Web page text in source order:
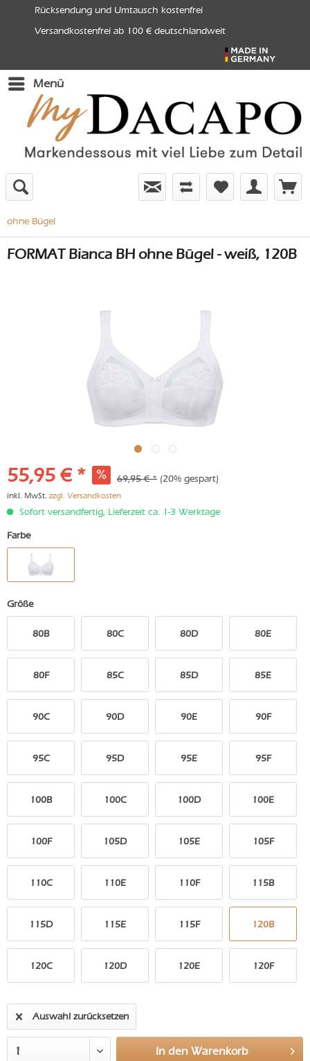
Rücksendung und Umtausch kostenfrei
Versandkostenfrei ab 100 € deutschlandweit
Menü
ohne Bügel
FORMAT Bianca BH ohne Bügel - weiß, 120B
55,95 € * 69,95 € * (20% gespart)
inkl. MwSt. zzgl. Versandkosten
Sofort versandfertig, Lieferzeit ca. 1-3 Werktage
Farbe
Größe
80B 80C 80D 80E
80F 85C 85D 85E
90C 90D 90E 90F
95C 95D 95E 95F
100B 100C 100D 100E
100F 105D 105E 105F
110C 110E 110F 115B
115D 115E 115F 120B
120C 120D 120E 120F
Auswahl zurücksetzen
In den Warenkorb